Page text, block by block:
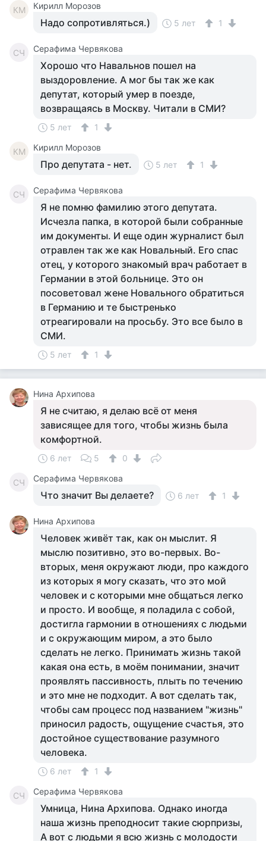
КМ Кирилл Морозов
Надо сопротивляться.) 5 лет 1
СЧ Серафима Червякова
Хорошо что Навальнов пошел на
выздоровление. А мог бы так же как
депутат, который умер в поезде,
возвращаясь в Москву. Читали в СМИ?
5 лет 1
КМ Кирилл Морозов
Про депутата - нет. 5 лет 1
СЧ Серафима Червякова
Я не помню фамилию этого депутата.
Исчезла папка, в которой были собранные
им документы. И еще один журналист был
отравлен так же как Новальный. Его спас
отец, у которого знакомый врач работает в
Германии в этой больнице. Это он
посоветовал жене Новального обратиться
в Германию и те быстренько
отреагировали на просьбу. Это все было в
СМИ.
5 лет 1
Нина Архипова
Я не считаю, я делаю всё от меня
зависящее для того, чтобы жизнь была
комфортной.
6 лет 5 0
СЧ Серафима Червякова
Что значит Вы делаете? 6 лет 1
Нина Архипова
Человек живёт так, как он мыслит. Я
мыслю позитивно, это во-первых. Во-
вторых, меня окружают люди, про каждого
из которых я могу сказать, что это мой
человек и с которыми мне общаться легко
и просто. И вообще, я поладила с собой,
достигла гармонии в отношениях с людьми
и с окружающим миром, а это было
сделать не легко. Принимать жизнь такой
какая она есть, в моём понимании, значит
проявлять пассивность, плыть по течению
и это мне не подходит. А вот сделать так,
чтобы сам процесс под названием "жизнь"
приносил радость, ощущение счастья, это
достойное существование разумного
человека.
6 лет 1
СЧ Серафима Червякова
Умница, Нина Архипова. Однако иногда
наша жизнь преподносит такие сюрпризы,
А вот с людьми я всю жизнь с молодости